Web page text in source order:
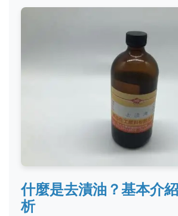
什麼是去漬油？基本介
析